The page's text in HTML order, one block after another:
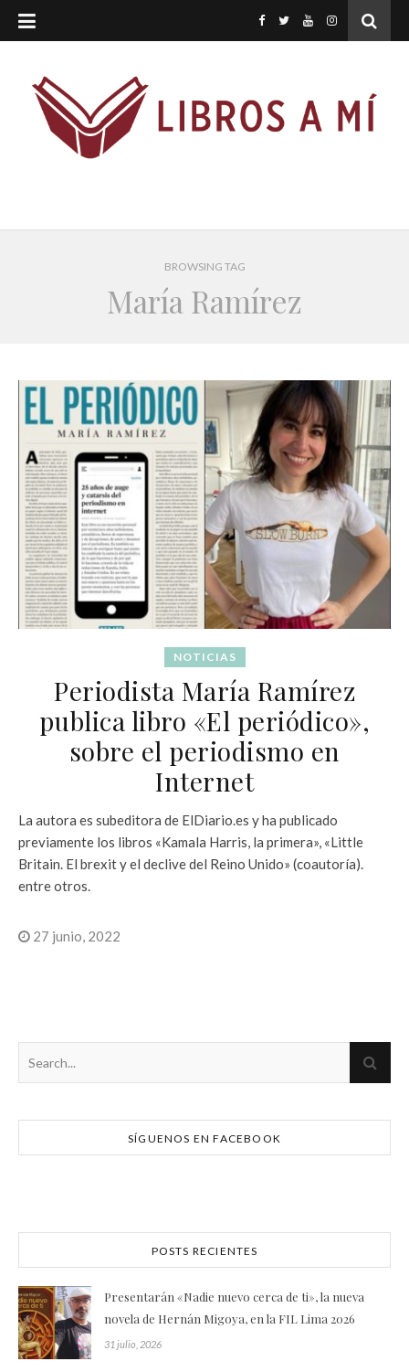
BROWSING TAG
María Ramírez
NOTICIAS
Periodista María Ramírez
publica libro «El periódico»,
sobre el periodismo en
Internet
La autora es subeditora de ElDiario.es y ha publicado
previamente los libros «Kamala Harris, la primera», «Little
Britain. El brexit y el declive del Reino Unido» (coautoría).
entre otros.
27 junio, 2022
SÍGUENOS EN FACEBOOK
POSTS RECIENTES
Presentarán «Nadie nuevo cerca de ti», la nueva
novela de Hernán Migoya, en la FIL Lima 2026
31 julio, 2026